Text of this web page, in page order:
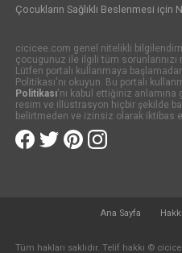
Çocukların Sağlıklı Beslenmesi için
cicicee.com genel nitelikli
çocugunuz ile ilgili tüm sorunlarınızı
Lütfen portalı kullanmaya
Politikası'nı okuyun. Bu portalı
Politikası'nı kabul ettiğiniz anlamına
resim ve illüstrasyon hiçbir şekilde
belirtmeden ve izinsiz olarak iktibas
Ana Sayfa
Tüm hakları saklıdır. Telif hakkı ©